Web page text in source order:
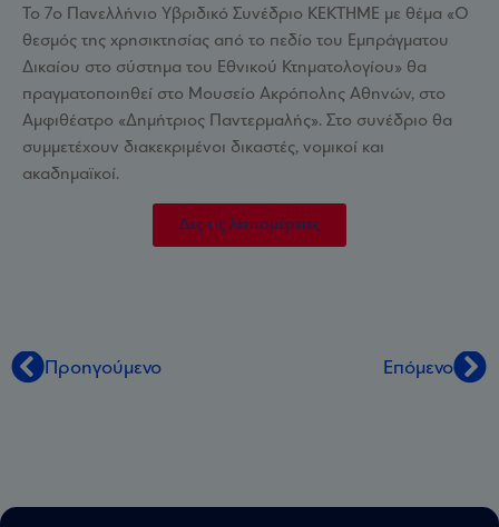
Το 7ο Πανελλήνιο Υβριδικό Συνέδριο ΚΕΚΤΗΜΕ με θέμα «Ο
θεσμός της χρησικτησίας από το πεδίο του Εμπράγματου
Δικαίου στο σύστημα του Εθνικού Κτηματολογίου» θα
πραγματοποιηθεί στο Μουσείο Ακρόπολης Αθηνών, στο
Αμφιθέατρο «Δημήτριος Παντερμαλής». Στο συνέδριο θα
συμμετέχουν διακεκριμένοι δικαστές, νομικοί και
ακαδημαϊκοί.
Δες τις λεπτομέρειες
Προηγούμενο Επόμενο